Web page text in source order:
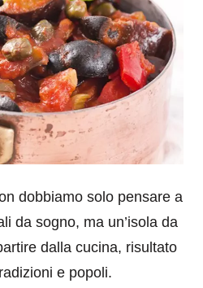
dobbiamo solo pensare a
da sogno, ma un’isola da
dalla cucina, risultato
e popoli.